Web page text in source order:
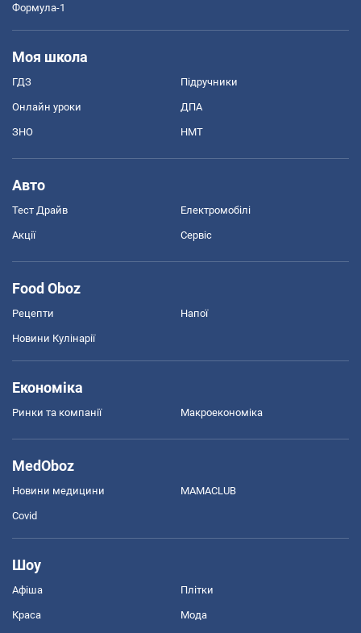
Формула-1
Моя школа
ГДЗ Підручники
Онлайн уроки ДПА
ЗНО НМТ
Авто
Тест Драйв Електромобілі
Акції Сервіс
Food Oboz
Рецепти Напої
Новини Кулінарії
Економіка
Ринки та компанії Макроекономіка
MedOboz
Новини медицини MAMACLUB
Covid
Шоу
Афіша Плітки
Краса Мода